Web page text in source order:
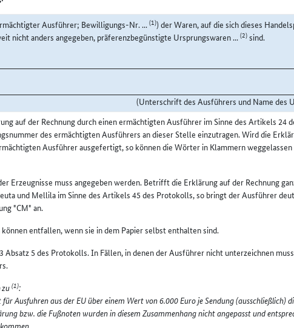
Ausführer; Bewilligungs-Nr. ...(1)) der Waren, auf die sich dieses
nicht anders angegeben, präferenzbegünstigte Ursprungswaren ...(2)sind.
(Unterschrift des Ausführers und Name des
auf der Rechnung durch einen ermächtigten Ausführer im Sinne des Artikels 24
des ermächtigten Ausführers an dieser Stelle einzutragen. Wird die
Ausführer ausgefertigt, so können die Wörter in Klammern
Erzeugnisse muss angegeben werden. Betrifft die Erklärung auf der Rechnung
und Mellila im Sinne des Artikels 45 des Protokolls, so bringt der Ausführer
"CM" an.
können entfallen, wenn sie in dem Papier selbst enthalten sind.
Absatz 5 des Protokolls. In Fällen, in denen der Ausführer nicht unterzeichnen
zu(1):
Ausfuhren aus der EU über einem Wert von 6.000 Euro je Sendung (ausschließlich)
bzw. die Fußnoten wurden in diesem Zusammenhang nicht angepasst und